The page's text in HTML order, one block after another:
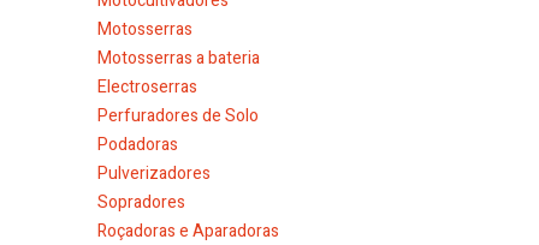
Motosserras
Motosserras a bateria
Electroserras
Perfuradores de Solo
Podadoras
Pulverizadores
Sopradores
Roçadoras e Aparadoras